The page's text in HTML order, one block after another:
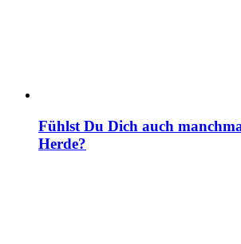
Fühlst Du Dich auch
Herde?